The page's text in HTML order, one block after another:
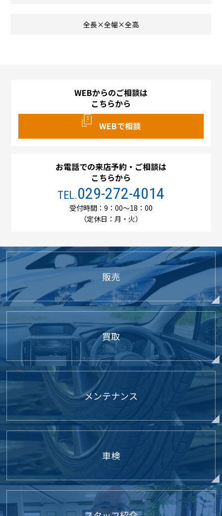
全長×全幅×全高
WEBからのご相談は
こちらから
WEBで相談
お電話での来店予約・ご相談は
こちらから
TEL.029-272-4014
受付時間：9：00～18：00
（定休日：月・火）
販売
買取
メンテナンス
車検